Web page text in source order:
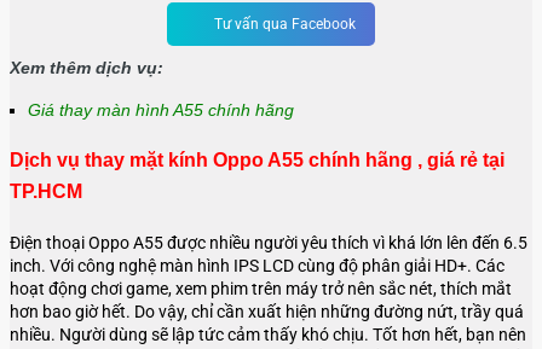
Tư vấn qua Facebook
Xem thêm dịch vụ:
Giá thay màn hình A55 chính hãng
Dịch vụ thay mặt kính Oppo A55 chính hãng , giá rẻ tại
TP.HCM
Điện thoại Oppo A55 được nhiều người yêu thích vì khá lớn lên đến 6.5
inch. Với công nghệ màn hình IPS LCD cùng độ phân giải HD+. Các
hoạt động chơi game, xem phim trên máy trở nên sắc nét, thích mắt
hơn bao giờ hết. Do vậy, chỉ cần xuất hiện những đường nứt, trầy quá
nhiều. Người dùng sẽ lập tức cảm thấy khó chịu. Tốt hơn hết, bạn nên